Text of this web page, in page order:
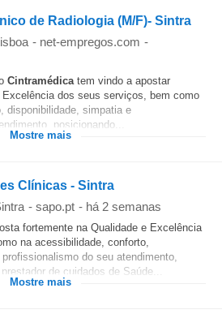
de Radiologia (M/F)- Sintra
- net-empregos.com -
Cintramédicatem vindo a apostar
dos seus serviços, bem como
disponibilidade, simpatia e
posicionando...
Mostre mais
Clínicas - Sintra
- sapo.pt - há 2 semanas
fortemente na Qualidade e Excelência
na acessibilidade, conforto,
do seu atendimento,
de cuidados de Saúde...
Mostre mais